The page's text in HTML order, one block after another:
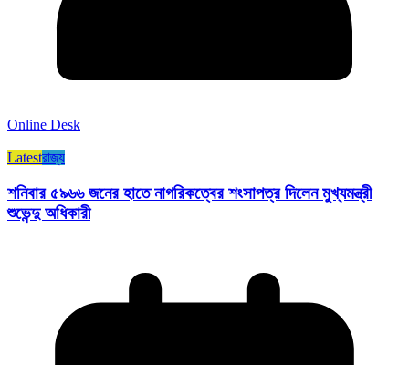
Online Desk
Latestরাজ্য​
শনিবার ৫৯৬৬ জনের হাতে নাগরিকত্বের শংসাপত্র দিলেন মুখ্যমন্ত্রী
শুভেন্দু অধিকারী